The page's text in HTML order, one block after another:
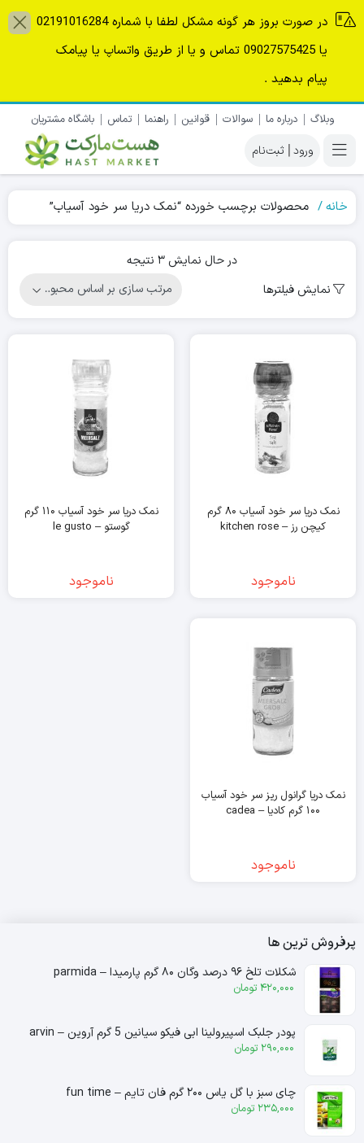
در صورت بروز هر گونه مشکل لطفا با شماره 02191016284
یا 09027575425 تماس و یا از طریق واتساپ یا پیامک
پیام بدهید .
وبلاگ درباره ما سوالات قوانین راهنما تماس باشگاه مشتریان
|
خانه محصولات برچسب خورده “نمک دریا سر خود آسیاب”
در حال نمایش 3 نتیجه
Sorted
popularity
نمایش فیلترها
نمک دریا سر خود آسیاب ۸۰ گرم
کیچن رز – kitchen rose
ناموجود
نمک دریا سر خود آسیاب ۱۱۰ گرم
گوستو – le gusto
ناموجود
نمک دریا گرانول ریز سر خود آسیاب
۱۰۰ گرم کادیا – cadea
ناموجود
پرفروش ترین ها
شکلات تلخ ۹۶ درصد وگان ۸۰ گرم پارمیدا – parmida
420,000 تومان
پودر جلبک اسپیرولینا ابی فیکو سیانین 5 گرم آروین – arvin
290,000 تومان
چای سبز با گل یاس ۲۰۰ گرم فان تایم – fun time
235,000 تومان